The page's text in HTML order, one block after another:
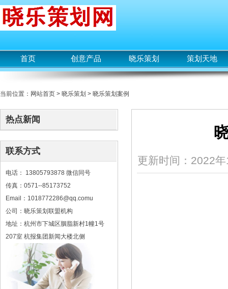
首页 创意产品 晓乐策划 策划天地
当前位置： 网站首页 > 晓乐策划 > 晓乐策划案例
热点新闻
联系方式
电话： 13805793878 微信同号
传真：0571--85173752
Email：1018772286@qq.comu
公司：晓乐策划联盟机构
地址：杭州市下城区胭脂新村1幢1号
207室 杭报集团新闻大楼北侧
更新时间：2022